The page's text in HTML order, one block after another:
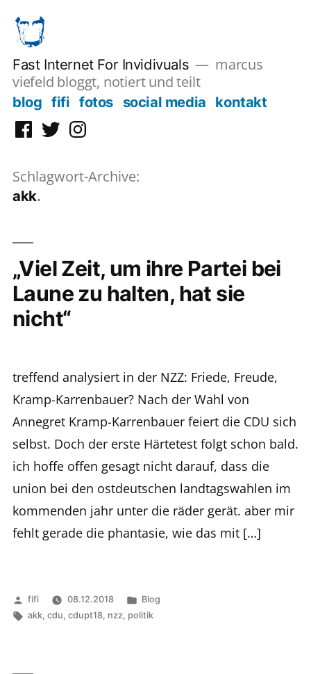
Inhalt
springen
Fast Internet For Invidivuals
marcus
viefeld bloggt, notiert und teilt
blog fifi fotos social media kontakt
FacebookTwitterInstagram
Schlagwort-Archive:
akk
„Viel Zeit, um ihre Partei bei
Laune zu halten, hat sie
nicht“
treffend analysiert in der NZZ: Friede, Freude,
Kramp-Karrenbauer? Nach der Wahl von
Annegret Kramp-Karrenbauer feiert die CDU sich
selbst. Doch der erste Härtetest folgt schon bald.
ich hoffe offen gesagt nicht darauf, dass die
union bei den ostdeutschen landtagswahlen im
kommenden jahr unter die räder gerät. aber mir
fehlt gerade die phantasie, wie das mit […]
Veröffentlicht
von
fifi 08.12.2018
Veröffentlicht
in
Blog
Schlagwörter:
akk,cdu,cdupt18, nzz, politik